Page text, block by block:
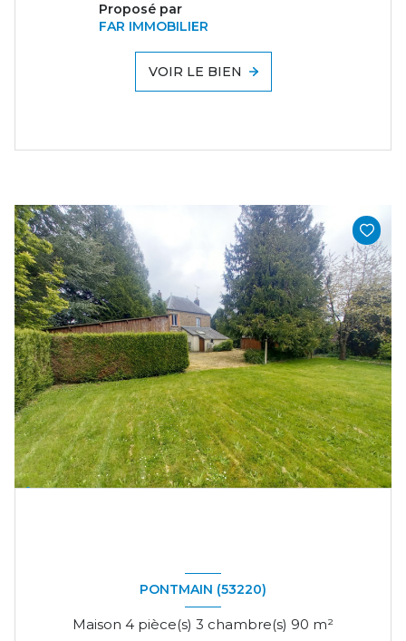
Proposé par
FAR IMMOBILIER
VOIR LE BIEN
PONTMAIN (53220)
Maison 4 pièce(s) 3 chambre(s) 90 m²